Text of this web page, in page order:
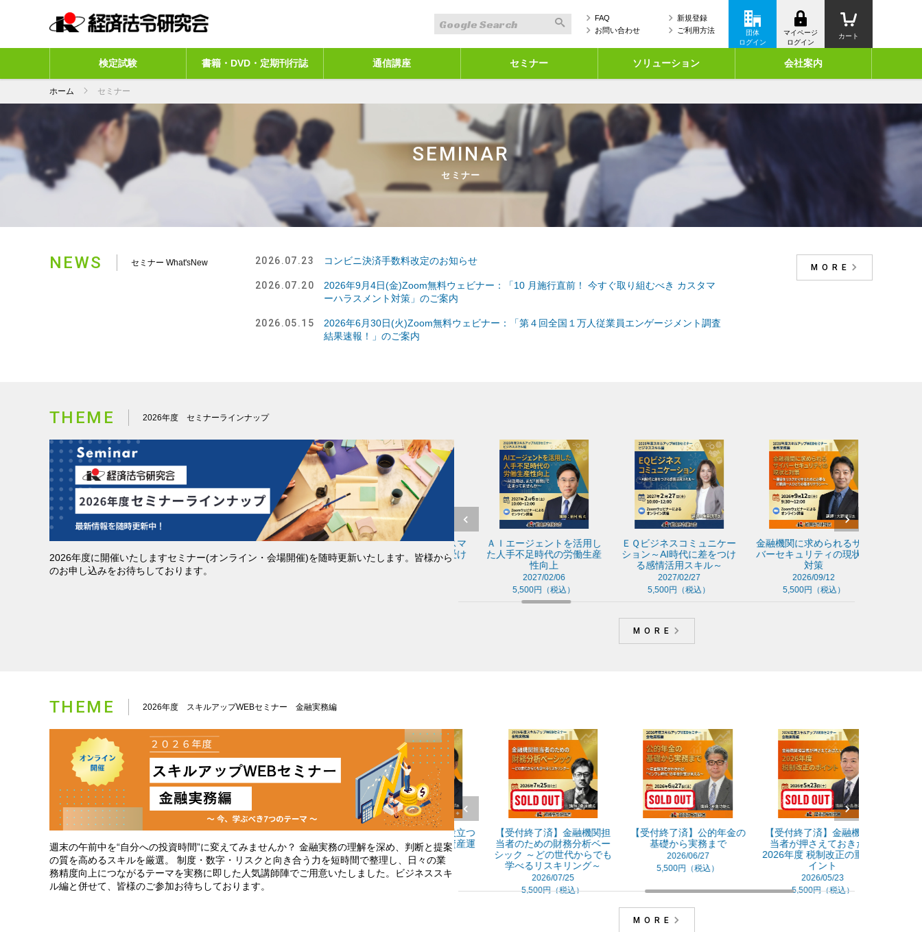
検定試験 書籍・DVD・定期刊行誌 通信講座 セミナー ソリューション 会社案内
カート
マイページ
ログイン
団体
ログイン
新規登録
ご利用方法
FAQ
お問い合わせ
ホーム セミナー
SEMINAR
セミナー
NEWS セミナー What'sNew 2026.07.23 コンビニ決済手数料改定のお知らせ
2026.07.20
2026年9月4日(金)Zoom無料ウェビナー：「10 月施行直前！ 今すぐ取り組むべき カスタマ
ーハラスメント対策」のご案内
2026.05.15
2026年6月30日(火)Zoom無料ウェビナー：「第４回全国１万人従業員エンゲージメント調査
結果速報！」のご案内
MORE
THEME 2026年度 セミナーラインナップ
2026年度に開催いたしますセミナー(オンライン・会場開催)を随時更新いたします。皆様から
のお申し込みをお待ちしております。
仕事への活力を高めるウェ
ルビーイング
2026/08/22
5,500円（税込）
カスハラを未然に防ぐ！お
客様をモンスター化させな
いコミュニケーション
アンコンシャスバイアスマ
ネジメント～多様性を受け
入れる組織づくり～
ＡＩエージェントを活用し
た人手不足時代の労働生産
性向上
2027/02/06
5,500円（税込）
ＥＱビジネスコミュニケー
ション～AI時代に差をつけ
る感情活用スキル～
2027/02/27
5,500円（税込）
金融機関に求められるサイ
バーセキュリティの現状と
2026/09/12
5,500円（税込）
MORE
THEME 2026年度 スキルアップWEBセミナー 金融実務編
週末の午前中を“自分への投資時間”に変えてみませんか？ 金融実務の理解を深め、判断と提案
の質を高めるスキルを厳選。 制度・数字・リスクと向き合う力を短時間で整理し、日々の業
務精度向上につながるテーマを実務に即した人気講師陣でご用意いたしました。ビジネススキ
ル編と併せて、皆様のご参加お待ちしております。
収益力改善支援の取り組み
方 ～企業支援で果たすべき
こととは～
2026/10/24
5,500円（税込）
粉飾決算の見抜き方 ～中小
規模事業者向けの具体的な
実践について～
2026/12/12
5,500円（税込）
お客さまへの提案に役立つ
マーケットの見方・資産運
用の考え方
2027/01/23
5,500円（税込）
【受付終了済】金融機関担
当者のための財務分析ベー
シック ～どの世代からでも
学べるリスキリング～
2026/07/25
5,500円（税込）
【受付終了済】公的年金の
基礎から実務まで
2026/06/27
5,500円（税込）
【受付終了済】金融機関担
当者が押さえておきたい
2026年度 税制改正の重要ポ
2026/05/23
5,500円（税込）
MORE